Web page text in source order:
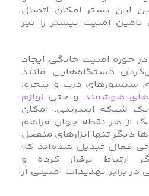
این بستر امکان اتصال
تامین امنیت بیشتر را نیز
در حوزه امنیت خانگی ایجاد
دستگاه‌هایی مانند
سنسورهای درب و پنجره،
هوشمند و حتی لوازم
شبکه اینترنتی، امکان
از هر نقطه جهان فراهم
تنها ابزارهای منفعل
فعال تبدیل شده‌اند که
ارتباط برقرار کرده و
برابر تهدیدات امنیتی از